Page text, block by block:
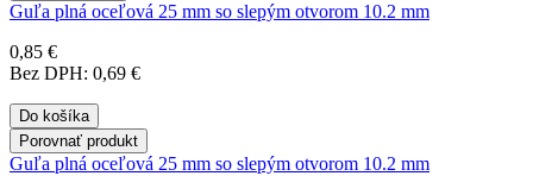
Guľa plná oceľová 25 mm so slepým otvorom 10.2 mm
0,85 €
Bez DPH: 0,69 €
Do košíka
Porovnať produkt
Guľa plná oceľová 25 mm so slepým otvorom 10.2 mm